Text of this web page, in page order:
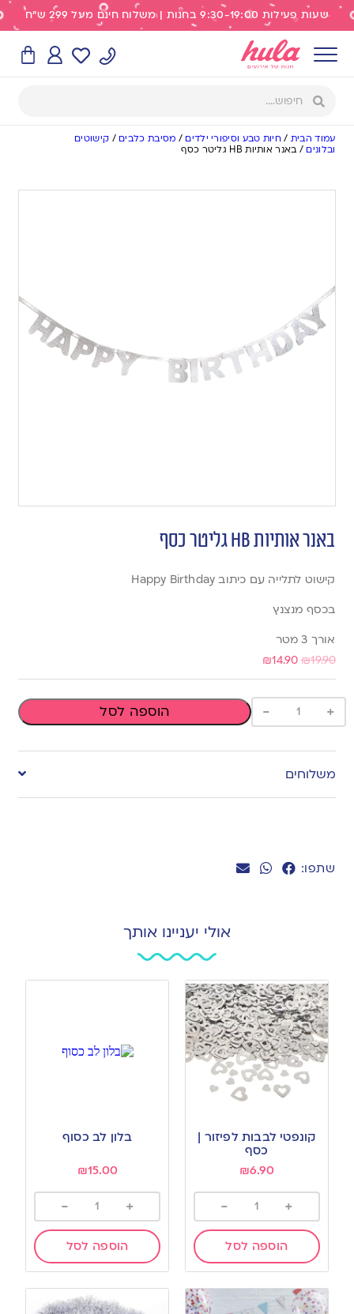
שעות פעילות 9:30-19:00 בחנות | משלוח חינם מעל 299 ש"ח
עמוד הבית /חיות טבע וסיפורי ילדים / מסיבת כלבים / קישוטים
ובלונים /באנר אותיות HB גליטר כסף
שתפו:
באנר אותיות HB גליטר כסף
קישוט לתלייה עם כיתוב Happy Birthday
בכסף מנצנץ
אורך 3 מטר
₪19.90
₪14.90
+
- הוספה לסל
משלוחים
אולי יעניינו אותך
קונפטי לבבות לפיזור |
כסף
₪6.90
+
-
הוספה לסל
בלון לב כסוף
₪15.00
+
-
הוספה לסל